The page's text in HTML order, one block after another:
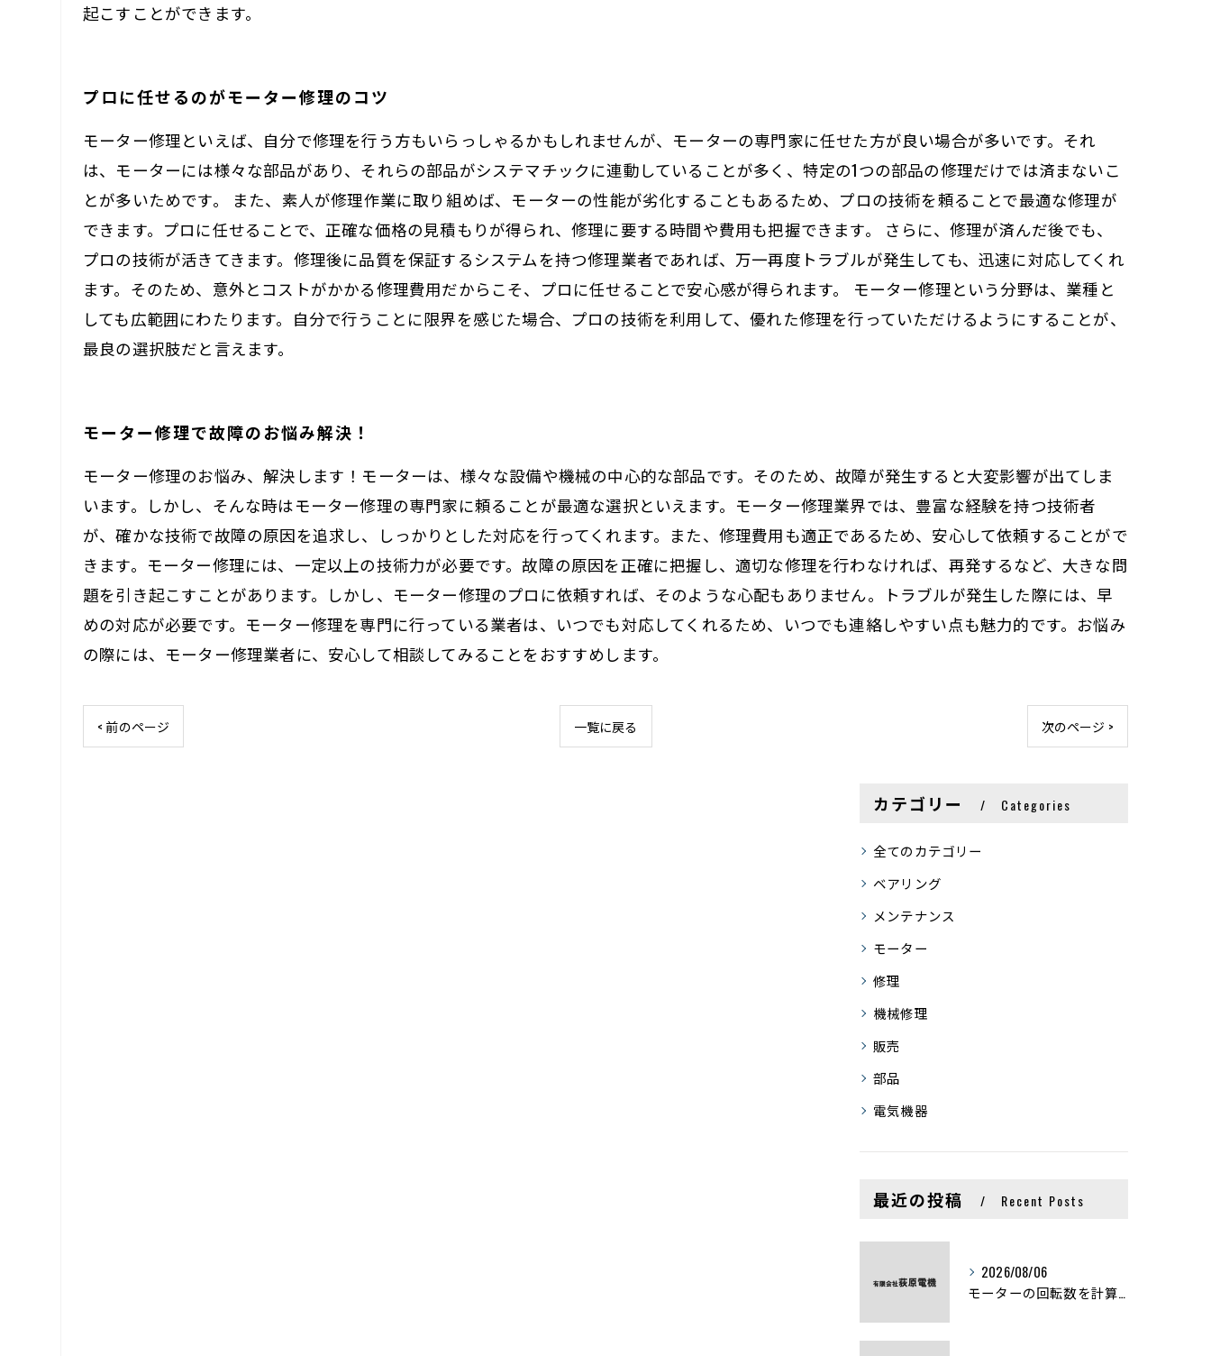
起こすことができます。
プロに任せるのがモーター修理のコツ
モーター修理といえば、自分で修理を行う方もいらっしゃるかもしれませんが、モーターの専門家に任せた方が良い場合が多いです。それ
は、モーターには様々な部品があり、それらの部品がシステマチックに連動していることが多く、特定の1つの部品の修理だけでは済まないこ
とが多いためです。 また、素人が修理作業に取り組めば、モーターの性能が劣化することもあるため、プロの技術を頼ることで最適な修理が
できます。プロに任せることで、正確な価格の見積もりが得られ、修理に要する時間や費用も把握できます。 さらに、修理が済んだ後でも、
プロの技術が活きてきます。修理後に品質を保証するシステムを持つ修理業者であれば、万一再度トラブルが発生しても、迅速に対応してくれ
ます。そのため、意外とコストがかかる修理費用だからこそ、プロに任せることで安心感が得られます。 モーター修理という分野は、業種と
しても広範囲にわたります。自分で行うことに限界を感じた場合、プロの技術を利用して、優れた修理を行っていただけるようにすることが、
最良の選択肢だと言えます。
モーター修理で故障のお悩み解決！
モーター修理のお悩み、解決します！モーターは、様々な設備や機械の中心的な部品です。そのため、故障が発生すると大変影響が出てしま
います。しかし、そんな時はモーター修理の専門家に頼ることが最適な選択といえます。モーター修理業界では、豊富な経験を持つ技術者
が、確かな技術で故障の原因を追求し、しっかりとした対応を行ってくれます。また、修理費用も適正であるため、安心して依頼することがで
きます。モーター修理には、一定以上の技術力が必要です。故障の原因を正確に把握し、適切な修理を行わなければ、再発するなど、大きな問
題を引き起こすことがあります。しかし、モーター修理のプロに依頼すれば、そのような心配もありません。トラブルが発生した際には、早
めの対応が必要です。モーター修理を専門に行っている業者は、いつでも対応してくれるため、いつでも連絡しやすい点も魅力的です。お悩み
の際には、モーター修理業者に、安心して相談してみることをおすすめします。
< 前のページ 一覧に戻る 次のページ >
カテゴリー Categories
全てのカテゴリー
ベアリング
メンテナンス
モーター
修理
機械修理
販売
部品
電気機器
最近の投稿 Recent Posts
2026/08/06
モーターの回転数を計算から実践まで徹底解説